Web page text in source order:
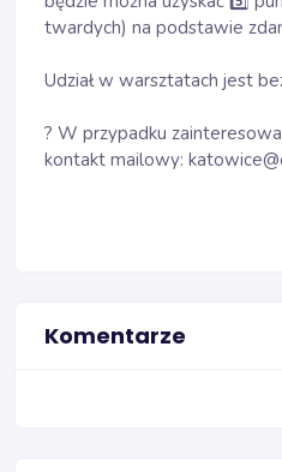
twardych) na podstawie
Udział w warsztatach jest
? W przypadku
kontakt mailowy:
Komentarze